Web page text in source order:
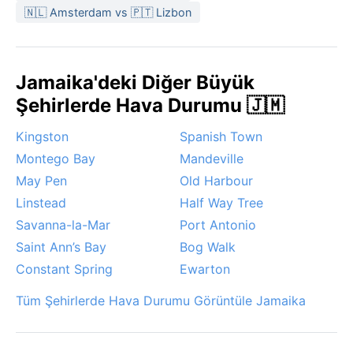
🇳🇱 Amsterdam vs 🇵🇹 Lizbon
Jamaika'deki Diğer Büyük
Şehirlerde Hava Durumu 🇯🇲
Kingston
Spanish Town
Montego Bay
Mandeville
May Pen
Old Harbour
Linstead
Half Way Tree
Savanna-la-Mar
Port Antonio
Saint Ann’s Bay
Bog Walk
Constant Spring
Ewarton
Tüm Şehirlerde Hava Durumu Görüntüle Jamaika